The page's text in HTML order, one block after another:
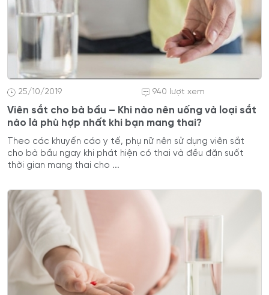
25/10/2019 940 lượt xem
Viên sắt cho bà bầu – Khi nào nên uống và loại sắt
nào là phù hợp nhất khi bạn mang thai?
Theo các khuyến cáo y tế, phụ nữ nên sử dụng viên sắt
cho bà bầu ngay khi phát hiện có thai và đều đặn suốt
thời gian mang thai cho ...